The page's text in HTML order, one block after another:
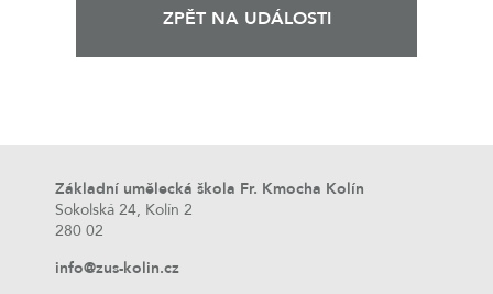
ZPĚT NA UDÁLOSTI
Základní umělecká škola Fr. Kmocha Kolín
Sokolská 24, Kolín 2
280 02
info@zus-kolin.cz